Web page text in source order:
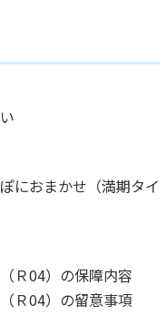
におまかせ（満期タイ
Ｒ04）の保障内容
Ｒ04）の留意事項